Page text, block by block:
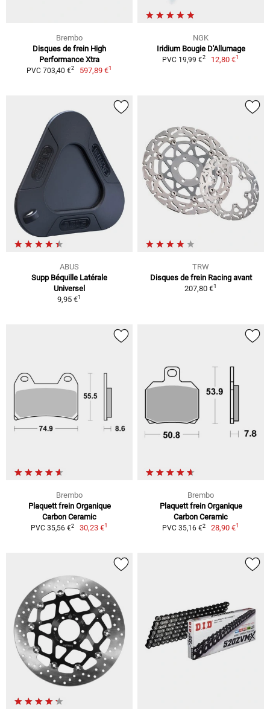
Brembo
Disques de frein High
Performance Xtra
PVC 703,40 €2 597,89 €1
NGK
Iridium Bougie D'Allumage
PVC 19,99 €2 12,80 €1
ABUS
Supp Béquille Latérale
Universel
9,95 €1
TRW
Disques de frein Racing avant
207,80 €1
Brembo
Plaquett frein Organique
Carbon Ceramic
PVC 35,56 €2 30,23 €1
Brembo
Plaquett frein Organique
Carbon Ceramic
PVC 35,16 €2 28,90 €1